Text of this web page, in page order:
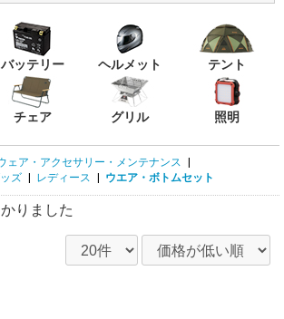
バッテリー ヘルメット テント
チェア グリル 照明
ェア・アクセサリー・メンテナンス
ズ
レディース ウエア・ボトムセット
りました